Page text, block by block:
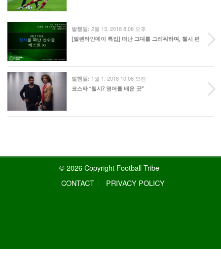
발행일: 2월 13, 2018 8:08 오후
[발렌타인데이 특집] 떠난 그대를 그리워하며, 첼시 편
발행일: 1월 1, 2018 10:06 오전
코스타 “첼시? 영어를 배운 곳”
© 2026 Copyright Football Tribe
CONTACT
PRIVACY POLICY